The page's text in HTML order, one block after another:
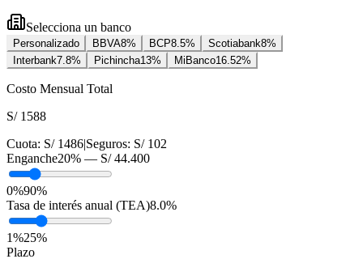
Selecciona un banco
Personalizado BBVA8% BCP8.5% Scotiabank8%
Interbank7.8% Pichincha13% MiBanco16.52%
Costo Mensual Total
S/ 1588
Cuota: S/ 1486|Seguros: S/ 102
Enganche20% — S/ 44.400
0%90%
Tasa de interés anual (TEA)8.0%
1%25%
Plazo